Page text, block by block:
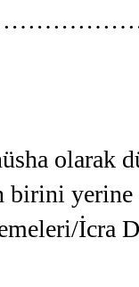
olarak
yerine
İcra